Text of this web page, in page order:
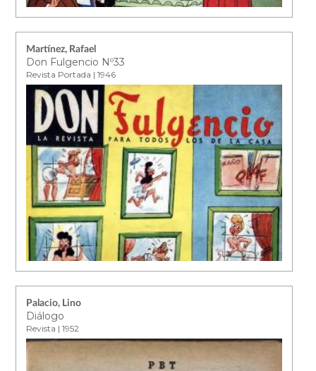
Martínez, Rafael
Don Fulgencio Nº33
Revista Portada | 1946
Palacio, Lino
Diálogo
Revista | 1952